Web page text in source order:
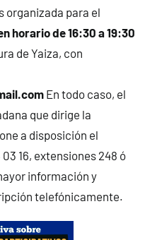
organizada para el
horario de 16:30 a 19:30
de Yaiza, con
En todo caso, el
que dirige la
a disposición el
16, extensiones 248 ó
información y
telefónicamente.